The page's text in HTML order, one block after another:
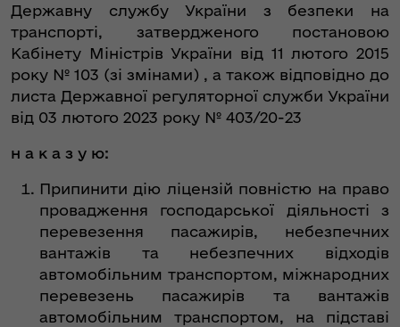
Державну службу України з безпеки на
транспорті, затвердженого постановою
Кабінету Міністрів України від 11 лютого 2015
року № 103 (зі змінами) , а також відповідно до
листа Державної регуляторної служби України
від 03 лютого 2023 року № 403/20-23
н а к а з у ю:
Припинити дію ліцензій повністю на право
провадження господарської діяльності з
перевезення пасажирів, небезпечних
вантажів та небезпечних відходів
автомобільним транспортом, міжнародних
перевезень пасажирів та вантажів
автомобільним транспортом, на підставі